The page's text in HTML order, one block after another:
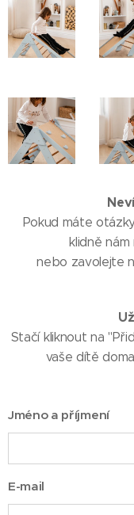
Pokud máte
klidně
nebo zavolejte
Stačí kliknout na
vaše dítě
Jméno a příjmení
E-mail